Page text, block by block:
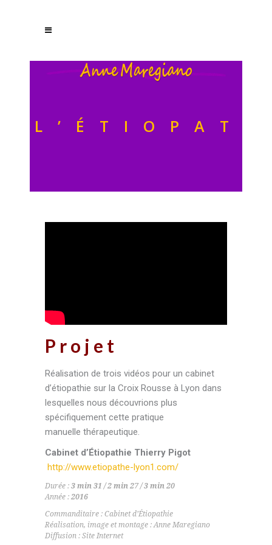
Projet
Réalisation de trois vidéos pour un cabinet
d’étiopathie sur la Croix Rousse à Lyon dans
lesquelles nous découvrions plus
spécifiquement cette pratique
manuelle thérapeutique.
Cabinet d’Étiopathie Thierry Pigot
http://www.etiopathe-lyon1.com/
Durée : 3 min 31 / 2 min 27 / 3 min 20
Année : 2016
Commanditaire : Cabinet d’Étiopathie
Réalisation, image et montage : Anne Maregiano
Diffusion : Site Internet